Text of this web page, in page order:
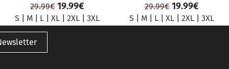
29.99€ 19.99€
S M L XL 2XL 3XL
29.99€ 19.99€
S M L XL 2XL 3XL